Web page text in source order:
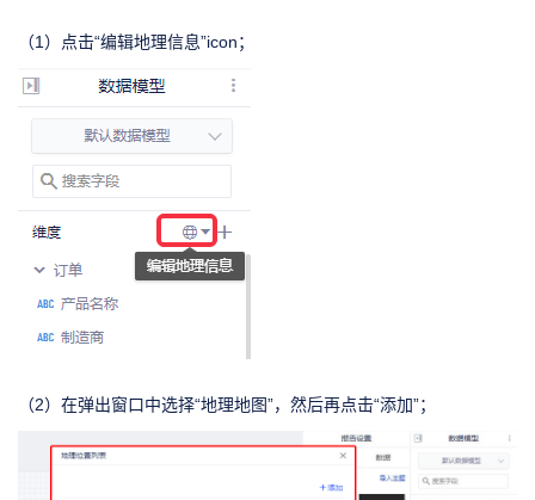
（1）点击“编辑地理信息”icon；
（2）在弹出窗口中选择“地理地图”，然后再点击“添加”；